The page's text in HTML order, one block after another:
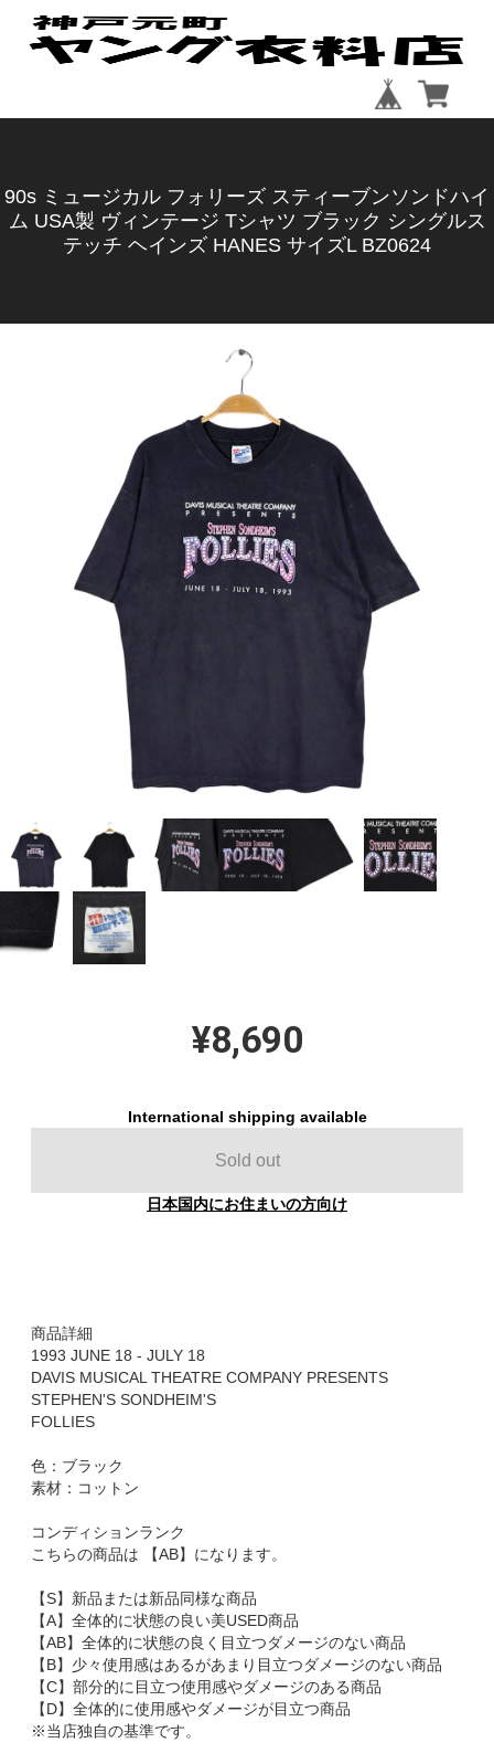
90s ミュージカル フォリーズ スティーブンソンドハイ
ム USA製 ヴィンテージ Tシャツ ブラック シングルス
テッチ ヘインズ HANES サイズL BZ0624
¥8,690
International shipping available
Sold out
日本国内にお住まいの方向け
商品詳細
1993 JUNE 18 - JULY 18
DAVIS MUSICAL THEATRE COMPANY PRESENTS
STEPHEN'S SONDHEIM'S
FOLLIES
色：ブラック
素材：コットン
コンディションランク
こちらの商品は 【AB】になります。
【S】新品または新品同様な商品
【A】全体的に状態の良い美USED商品
【AB】全体的に状態の良く目立つダメージのない商品
【B】少々使用感はあるがあまり目立つダメージのない商品
【C】部分的に目立つ使用感やダメージのある商品
【D】全体的に使用感やダメージが目立つ商品
※当店独自の基準です。